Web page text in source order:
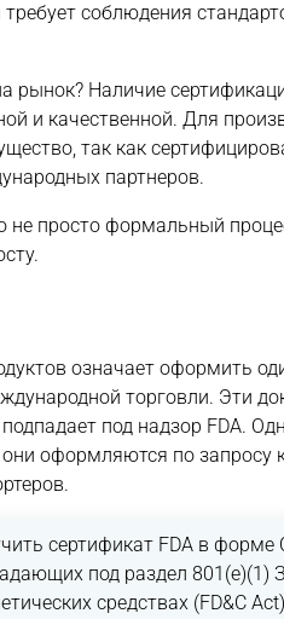
соблюдения
рынок? Наличие
и качественной. Для
так как
партнеров.
не просто формальный
означает оформить
торговли. Эти
под надзор FDA.
оформляются по запросу
сертификат FDA в
под раздел 801(e)(1)
средствах (FD&C